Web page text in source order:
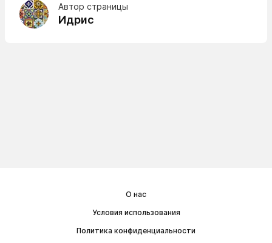
Автор страницы
Идрис
О нас
Условия использования
Политика конфиденциальности